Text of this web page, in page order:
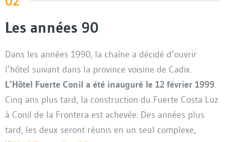
Les années 90
Dans les années 1990, la chaîne a décidé d’ouvrir
l’hôtel suivant dans la province voisine de Cadix.
L’Hôtel Fuerte Conil a été inauguré le 12 février 1999.
Cinq ans plus tard, la construction du Fuerte Costa Luz
à Conil de la Frontera est achevée. Des années plus
tard, les deux seront réunis en un seul complexe,